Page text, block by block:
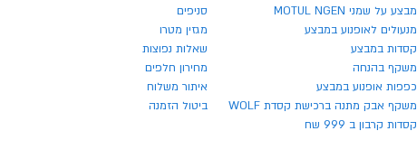
מבצע על שמני MOTUL NGEN
מנעולים לאופנוע במבצע
קסדות במבצע
משקף בהנחה
כפפות אופנוע במבצע
משקף אבק מתנה ברכישת קסדת WOLF
קסדות קרבון ב 999 שח
סניפים
מגזין מטרו
שאלות נפוצות
מחירון חלפים
איתור משלוח
ביטול הזמנה